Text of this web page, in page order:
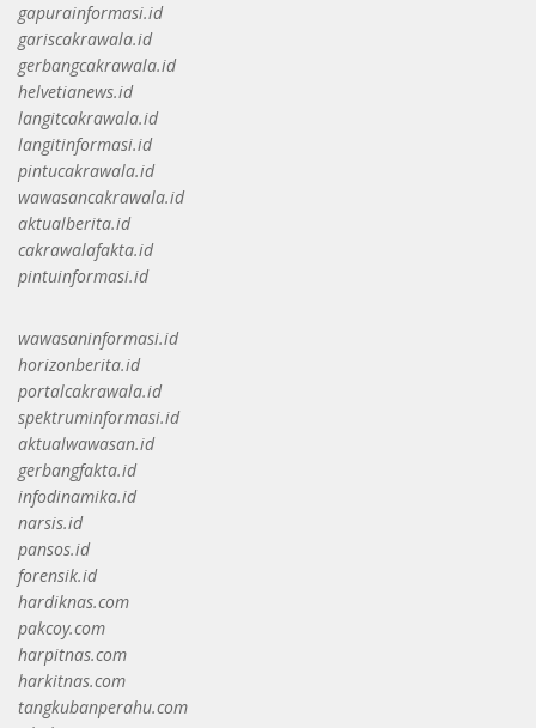
gapurainformasi.id
gariscakrawala.id
gerbangcakrawala.id
helvetianews.id
langitcakrawala.id
langitinformasi.id
pintucakrawala.id
wawasancakrawala.id
aktualberita.id
cakrawalafakta.id
pintuinformasi.id
wawasaninformasi.id
horizonberita.id
portalcakrawala.id
spektruminformasi.id
aktualwawasan.id
gerbangfakta.id
infodinamika.id
narsis.id
pansos.id
forensik.id
hardiknas.com
pakcoy.com
harpitnas.com
harkitnas.com
tangkubanperahu.com